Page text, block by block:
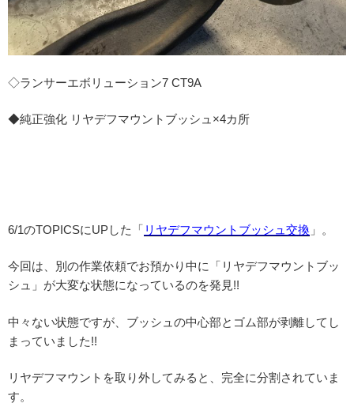
◇ランサーエボリューション7 CT9A
◆純正強化 リヤデフマウントブッシュ×4カ所
6/1のTOPICSにUPした「 リヤデフマウントブッシュ交換 」。
今回は、別の作業依頼でお預かり中に「リヤデフマウントブッ
シュ」が大変な状態になっているのを発見!!
中々ない状態ですが、ブッシュの中心部とゴム部が剥離してし
まっていました!!
リヤデフマウントを取り外してみると、完全に分割されていま
す。